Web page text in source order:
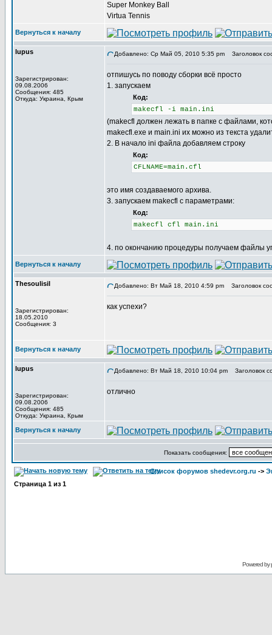
Super Monkey Ball
Virtua Tennis
Вернуться к началу
lupus
Зарегистрирован:
09.08.2006
Сообщения: 485
Откуда: Украина, Крым
Добавлено: Ср Май 05, 2010 5:35 pm Заголовок
отпишусь по поводу сборки всё просто
1. запускаем
Код:
makecfl -i main.ini
(makecfl должен лежать в папке с файлами,
makecfl.exe и main.ini их можно из текста
2. В начало ini файла добавляем строку
Код:
CFLNAME=main.cfl
это имя создаваемого архива.
3. запускаем makecfl с параметрами:
Код:
makecfl cfl main.ini
4. по окончанию процедуры получаем файлы
Вернуться к началу
Thesoulisil
Зарегистрирован:
18.05.2010
Сообщения: 3
Добавлено: Вт Май 18, 2010 4:59 pm Заголовок
как успехи?
Вернуться к началу
lupus
Зарегистрирован:
09.08.2006
Сообщения: 485
Откуда: Украина, Крым
Добавлено: Вт Май 18, 2010 10:04 pm Заголовок
отлично
Вернуться к началу
Показать сообщения:
Список форумов shedevr.org.ru ->
Страница 1 из 1
Powered by